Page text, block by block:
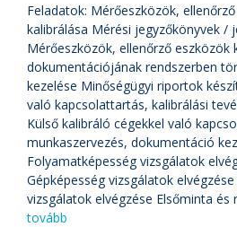
Feladatok: Mérőeszközök,
kalibrálása Mérési jegyzőkönyvek /
Mérőeszközök, ellenőrző eszközök
dokumentációjának rendszerben
kezelése Minőségügyi riportok
való kapcsolattartás, kalibrálási
Külső kalibráló cégekkel való
munkaszervezés, dokumentáció
Folyamatképesség vizsgálatok
Gépképesség vizsgálatok
vizsgálatok elvégzése Elsőminta és
tovább